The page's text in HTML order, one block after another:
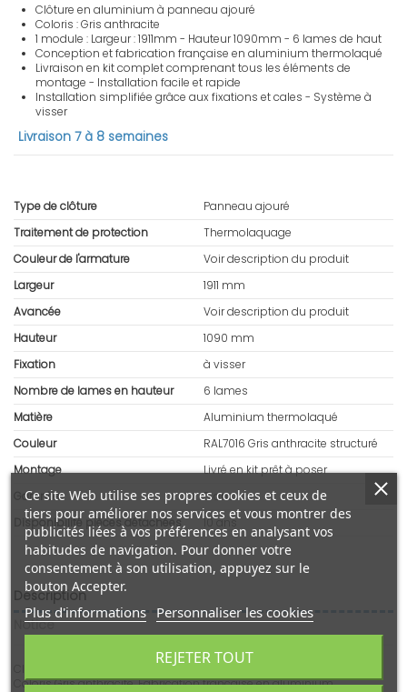
Clôture en aluminium à panneau ajouré
Coloris : Gris anthracite
1 module : Largeur : 1911mm - Hauteur 1090mm - 6 lames de haut
Conception et fabrication française en aluminium thermolaqué
Livraison en kit complet comprenant tous les éléments de
montage - Installation facile et rapide
Installation simplifiée grâce aux fixations et cales - Système à
visser
Livraison 7 à 8 semaines
Type de clôture
Panneau ajouré
Traitement de protection
Thermolaquage
Couleur de l'armature
Voir description du produit
Largeur
1911 mm
Avancée
Voir description du produit
Hauteur
1090 mm
Fixation
à visser
Nombre de lames en hauteur
6 lames
Matière
Aluminium thermolaqué
Couleur
RAL7016 Gris anthracite structuré
Montage
Livré en kit prêt à poser
Garantie
5 ans
Disponibilité pièces détachées
10 ans
Description
Notice
Clôture en aluminium à panneau ajouré. Montage rapide et facile.
Coloris Gris anthracite. Fabrication française en aluminium
Ce site Web utilise ses propres cookies et ceux de
tiers pour améliorer nos services et vous montrer des
publicités liées à vos préférences en analysant vos
habitudes de navigation. Pour donner votre
consentement à son utilisation, appuyez sur le
bouton Accepter.
Plus d'informations Personnaliser les cookies
REJETER TOUT